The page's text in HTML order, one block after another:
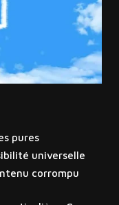
pures
universelle
corrompu